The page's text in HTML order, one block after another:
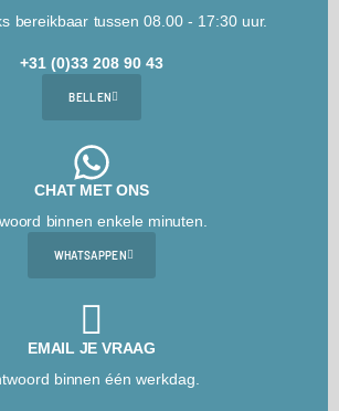
bereikbaar tussen 08.00 - 17:30 uur.
+31 (0)33 208 90 43
BELLEN
CHAT MET ONS
binnen enkele minuten.
WHATSAPPEN
EMAIL JE VRAAG
binnen één werkdag.